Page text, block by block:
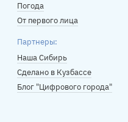
Погода
От первого лица
Партнеры:
Наша Сибирь
Сделано в Кузбассе
Блог "Цифрового города"